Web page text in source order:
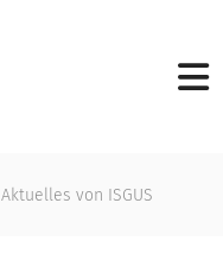
Aktuelles von ISGUS